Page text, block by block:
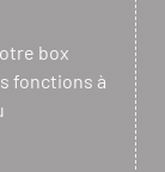
box
fonctions à